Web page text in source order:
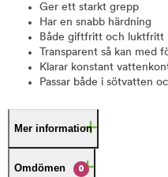
Ger ett starkt grepp
Har en snabb härdning
Både giftfritt och luktfritt
Transparent så kan med
Klarar konstant
Passar både i sötvatten
Mer information
Omdömen 0